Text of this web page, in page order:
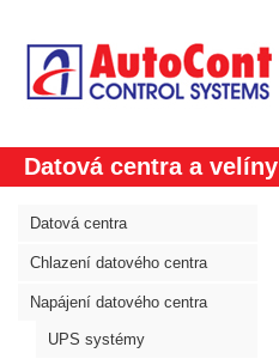
Datová centra a velíny
Datová centra
Chlazení datového centra
Napájení datového centra
UPS systémy